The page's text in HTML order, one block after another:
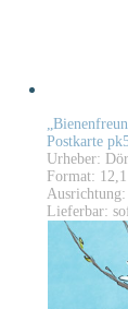
Postkarte
Urheber:
Format:
Lieferbar: